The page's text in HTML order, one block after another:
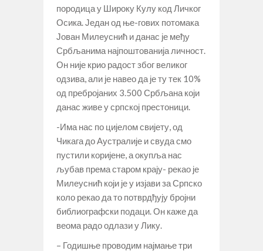
породица у Широку Кулу код Личког
Осика. Један од ње-гових потомака
Јован Милеуснић и данас је међу
Србљанима најпоштованија личност.
Он није крио радост због великог
одзива, али је навео да је ту тек 10%
од пребројаних 3.500 Србљана који
данас живе у српској престоници.
-Има нас по цијелом свијету, од
Чикага до Аустралије и свуда смо
пустили коријене, а окупља нас
љубав према старом крају- рекао је
Милеуснић који је у изјави за Српско
коло рекао да то потврдђују бројни
библиографски подаци. Он каже да
веома радо одлази у Лику.
– Годишње проводим најмање три